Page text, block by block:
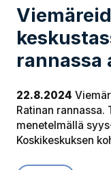
rannassa
22.8.2024
Ratinan
menetelmällä
Koskikeskuksen